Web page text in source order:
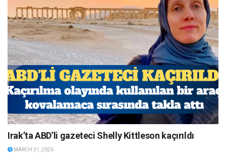
Irak’ta ABD’li gazeteci Shelly Kittleson kaçırıldı
MARCH 31, 2026